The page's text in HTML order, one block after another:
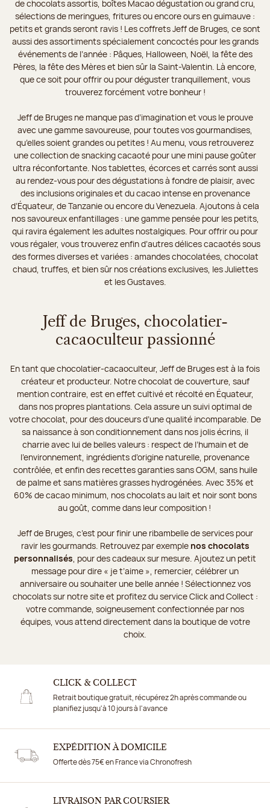
de chocolats assortis, boîtes Macao dégustation ou grand cru,
sélections de meringues, fritures ou encore ours en guimauve :
petits et grands seront ravis ! Les coffrets Jeff de Bruges, ce sont
aussi des assortiments spécialement concoctés pour les grands
événements de l’année : Pâques, Halloween, Noël, la fête des
Pères, la fête des Mères et bien sûr la Saint-Valentin. Là encore,
que ce soit pour offrir ou pour déguster tranquillement, vous
trouverez forcément votre bonheur !
Jeff de Bruges ne manque pas d’imagination et vous le prouve
avec une gamme savoureuse, pour toutes vos gourmandises,
qu’elles soient grandes ou petites ! Au menu, vous retrouverez
une collection de snacking cacaoté pour une mini pause goûter
ultra réconfortante. Nos tablettes, écorces et carrés sont aussi
au rendez-vous pour des dégustations à fondre de plaisir, avec
des inclusions originales et du cacao intense en provenance
d’Équateur, de Tanzanie ou encore du Venezuela. Ajoutons à cela
nos savoureux enfantillages : une gamme pensée pour les petits,
qui ravira également les adultes nostalgiques. Pour offrir ou pour
vous régaler, vous trouverez enfin d’autres délices cacaotés sous
des formes diverses et variées : amandes chocolatées, chocolat
chaud, truffes, et bien sûr nos créations exclusives, les Juliettes
et les Gustaves.
Jeff de Bruges, chocolatier-
cacaoculteur passionné
En tant que chocolatier-cacaoculteur, Jeff de Bruges est à la fois
créateur et producteur. Notre chocolat de couverture, sauf
mention contraire, est en effet cultivé et récolté en Équateur,
dans nos propres plantations. Cela assure un suivi optimal de
votre chocolat, pour des douceurs d’une qualité incomparable. De
sa naissance à son conditionnement dans nos jolis écrins, il
charrie avec lui de belles valeurs : respect de l’humain et de
l’environnement, ingrédients d’origine naturelle, provenance
contrôlée, et enfin des recettes garanties sans OGM, sans huile
de palme et sans matières grasses hydrogénées. Avec 35% et
60% de cacao minimum, nos chocolats au lait et noir sont bons
au goût, comme dans leur composition !
Jeff de Bruges, c’est pour finir une ribambelle de services pour
ravir les gourmands. Retrouvez par exemple nos chocolats
personnalisés , pour des cadeaux sur mesure. Ajoutez un petit
message pour dire « je t’aime », remercier, célébrer un
anniversaire ou souhaiter une belle année ! Sélectionnez vos
chocolats sur notre site et profitez du service Click and Collect :
votre commande, soigneusement confectionnée par nos
équipes, vous attend directement dans la boutique de votre
choix.
CLICK & COLLECT
Retrait boutique gratuit, récupérez 2h après commande ou
planifiez jusqu'à 10 jours à l'avance
EXPÉDITION À DOMICILE
Offerte dès 75€ en France via Chronofresh
LIVRAISON PAR COURSIER